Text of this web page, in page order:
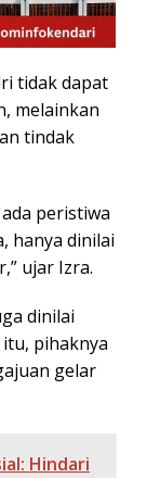
tidak dapat
melainkan
tindak
peristiwa
hanya dinilai
ujar Izra.
dinilai
pihaknya
gelar
Hindari